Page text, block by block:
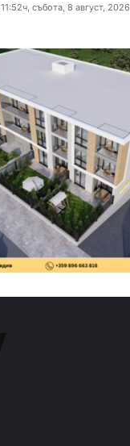
11:52ч, събота, 8 август, 2026